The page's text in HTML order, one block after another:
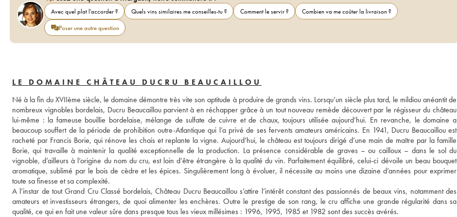
Avec quel plat l'accorder ? Quels vins similaires me conseilles-tu ? Comment le servir ?
Combien va me coûter la livraison ?
Poser une autre question
LE DOMAINE CHÂTEAU DUCRU BEAUCAILLOU
Né à la fin du XVIIème siècle, le domaine démontre très vite son aptitude à produire de grands vins. Lorsqu’un siècle plus tard, le mildiou anéantit de
nombreux vignobles bordelais, Ducru Beaucaillou parvient à en réchapper grâce à un tout nouveau remède découvert par le régisseur du château
lui-même : la fameuse bouillie bordelaise, mélange de sulfate de cuivre et de chaux, toujours utilisée aujourd’hui. En revanche, le domaine a
beaucoup souffert de la période de prohibition outre-Atlantique qui l’a privé de ses fervents amateurs américains. En 1941, Ducru Beaucaillou est
racheté par Francis Borie, qui rénove les chais et replante la vigne. Aujourd’hui, le château est toujours dirigé d’une main de maître par la famille
Borie, qui travaille à maintenir la qualité exceptionnelle de la production. La présence considérable de graves – ou cailloux – dans le sol du
vignoble, d’ailleurs à l’origine du nom du cru, est loin d’être étrangère à la qualité du vin. Parfaitement équilibré, celui-ci dévoile un beau bouquet
aromatique, sublimé par le bois de cèdre et les épices. Singulièrement long à évoluer, il nécessite au moins une dizaine d’années pour exprimer
toute sa finesse et sa complexité.
A l’instar de tout Grand Cru Classé bordelais, Château Ducru Beaucaillou s’attire l’intérêt constant des passionnés de beaux vins, notamment des
amateurs et investisseurs étrangers, de quoi alimenter les enchères. Outre le prestige de son rang, le cru affiche une grande régularité dans sa
qualité, ce qui en fait une valeur sûre dans presque tous les vieux millésimes : 1996, 1995, 1985 et 1982 sont des succès avérés.